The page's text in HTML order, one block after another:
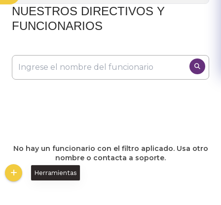
​NUESTROS DIRECTIVOS Y
FUNCIONARIOS
No hay un funcionario con el filtro aplicado. Usa otro
nombre o contacta a soporte.
Herramientas